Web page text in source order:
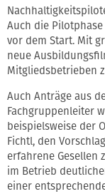
Auch die
vor dem Start. Mit
neue
Mitgliedsbetrieben
Auch Anträge aus
Fachgruppenleiter
beispielsweise der
Fichtl, den
erfahrene Gesellen
im Betrieb
einer